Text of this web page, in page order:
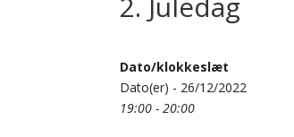
Dato/klokkeslæt
Dato(er) - 26/12/2022
19:00 - 20:00